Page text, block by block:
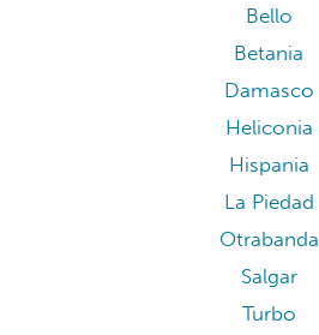
Bello
Betania
Damasco
Heliconia
Hispania
La Piedad
Otrabanda
Salgar
Turbo